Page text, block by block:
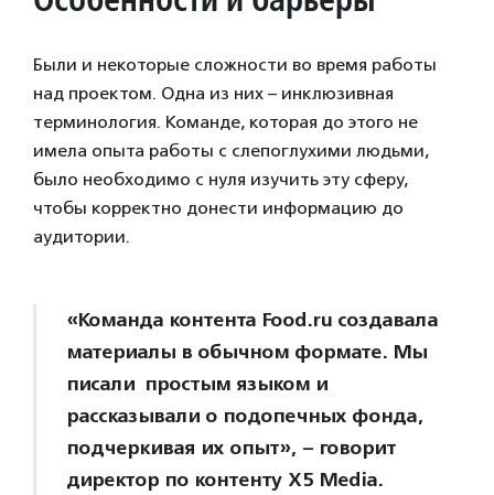
Были и некоторые сложности во время работы
над проектом. Одна из них – инклюзивная
терминология. Команде, которая до этого не
имела опыта работы с слепоглухими людьми,
было необходимо с нуля изучить эту сферу,
чтобы корректно донести информацию до
аудитории.
«Команда контента Food.ru создавала
материалы в обычном формате. Мы
писали простым языком и
рассказывали о подопечных фонда,
подчеркивая их опыт», – говорит
директор по контенту Х5 Media.